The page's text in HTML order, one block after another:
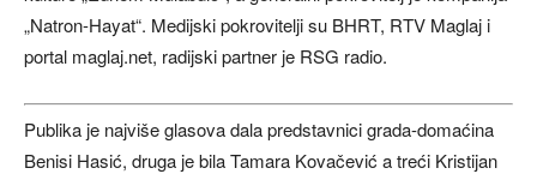
„Natron-Hayat“. Medijski pokrovitelji su BHRT, RTV Maglaj i
portal maglaj.net, radijski partner je RSG radio.
Publika je najviše glasova dala predstavnici grada-domaćina
Benisi Hasić, druga je bila Tamara Kovačević a treći Kristijan